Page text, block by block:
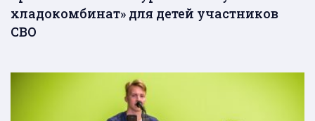
хладокомбинат» для детей участников
СВО